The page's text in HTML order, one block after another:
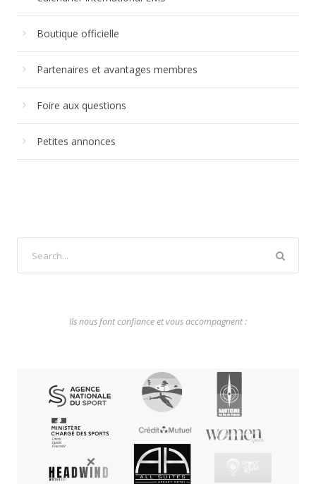
Boutique officielle
Partenaires et avantages membres
Foire aux questions
Petites annonces
Ils nous font confiance et vous accompagnent :